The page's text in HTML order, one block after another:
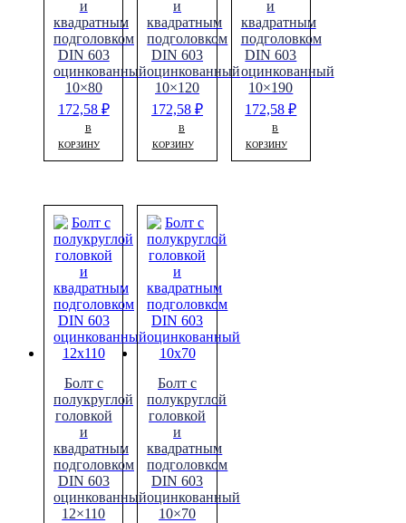
и
квадратным
подголовком
DIN 603
оцинкованный
10×80
172,58 ₽
В
КОРЗИНУ
и
квадратным
подголовком
DIN 603
оцинкованный
10×120
172,58₽
В
КОРЗИНУ
и
квадратным
подголовком
DIN 603
оцинкованный
10×190
172,58₽
В
КОРЗИНУ
Болт с
полукруглой
головкой
и
квадратным
подголовком
DIN 603
оцинкованный
12×110
Болт с
полукруглой
головкой
и
квадратным
подголовком
DIN 603
оцинкованный
10×70